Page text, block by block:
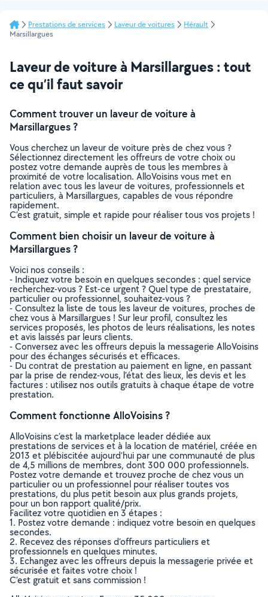
Prestations de services Laveur de voitures
Hérault
Marsillargues
Laveur de voiture à Marsillargues : tout
ce qu’il faut savoir
Comment trouver un laveur de voiture à
Marsillargues ?
Vous cherchez un laveur de voiture près de chez vous ?
Sélectionnez directement les offreurs de votre choix ou
postez votre demande auprès de tous les membres à
proximité de votre localisation. AlloVoisins vous met en
relation avec tous les laveur de voitures, professionnels et
particuliers, à Marsillargues, capables de vous répondre
rapidement.
C’est gratuit, simple et rapide pour réaliser tous vos projets !
Comment bien choisir un laveur de voiture à
Marsillargues ?
Voici nos conseils :
- Indiquez votre besoin en quelques secondes : quel service
recherchez-vous ? Est-ce urgent ? Quel type de prestataire,
particulier ou professionnel, souhaitez-vous ?
- Consultez la liste de tous les laveur de voitures, proches de
chez vous à Marsillargues ! Sur leur profil, consultez les
services proposés, les photos de leurs réalisations, les notes
et avis laissés par leurs clients.
- Conversez avec les offreurs depuis la messagerie AlloVoisins
pour des échanges sécurisés et efficaces.
- Du contrat de prestation au paiement en ligne, en passant
par la prise de rendez-vous, l’état des lieux, les devis et les
factures : utilisez nos outils gratuits à chaque étape de votre
prestation.
Comment fonctionne AlloVoisins ?
AlloVoisins c’est la marketplace leader dédiée aux
prestations de services et à la location de matériel, créée en
2013 et plébiscitée aujourd’hui par une communauté de plus
de 4,5 millions de membres, dont 300 000 professionnels.
Postez votre demande et trouvez proche de chez vous un
particulier ou un professionnel pour réaliser toutes vos
prestations, du plus petit besoin aux plus grands projets,
pour un bon rapport qualité/prix.
Facilitez votre quotidien en 3 étapes :
1. Postez votre demande : indiquez votre besoin en quelques
secondes.
2. Recevez des réponses d’offreurs particuliers et
professionnels en quelques minutes.
3. Echangez avec les offreurs depuis la messagerie privée et
sécurisée et faites votre choix !
C’est gratuit et sans commission !